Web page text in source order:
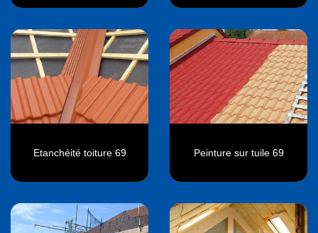
Etanchéité toiture 69 Peinture sur tuile 69